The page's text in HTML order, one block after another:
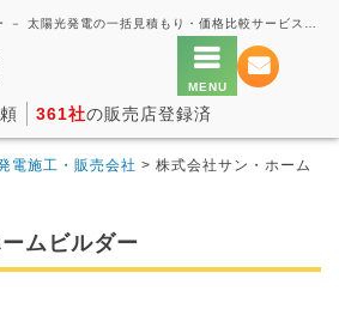
361社の販売店登録済
電施工・販売会社 > 株式会社サン・ホーム
ムビルダー